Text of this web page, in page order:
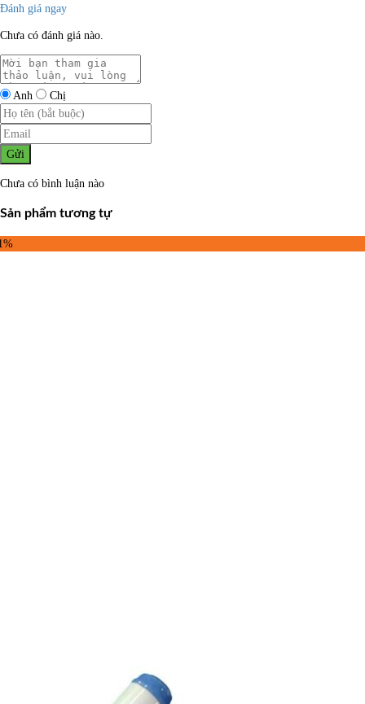
Đánh giá ngay
Chưa có đánh giá nào.
Anh Chị
Gửi
Chưa có bình luận nào
Sản phẩm tương tự